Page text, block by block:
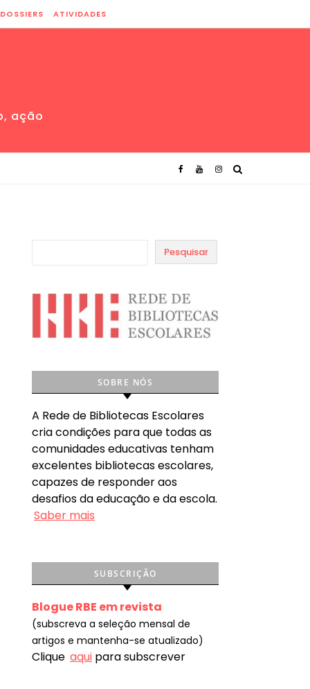
DOSSIERS ATIVIDADES
ação
Pesquisar
SOBRE NÓS
A Rede de Bibliotecas Escolares
cria condições para que todas as
comunidades educativas tenham
excelentes bibliotecas escolares,
capazes de responder aos
desafios da educação e da escola.
Saber mais
SUBSCRIÇÃO
Blogue RBE em revista
(subscreva a seleção mensal de
artigos e mantenha-se atualizado)
Clique aqui para subscrever